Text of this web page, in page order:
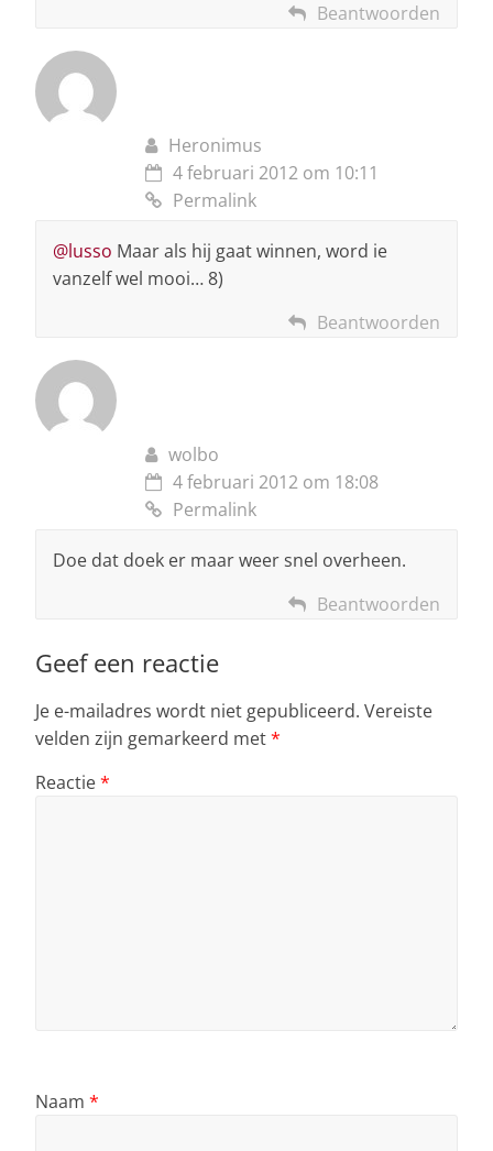
Beantwoorden
Heronimus
4 februari 2012 om 10:11
Permalink
@lusso Maar als hij gaat winnen, word ie
vanzelf wel mooi… 8)
Beantwoorden
wolbo
4 februari 2012 om 18:08
Permalink
Doe dat doek er maar weer snel overheen.
Beantwoorden
Geef een reactie
Je e-mailadres wordt niet gepubliceerd. Vereiste
velden zijn gemarkeerd met*
Reactie*
Naam *